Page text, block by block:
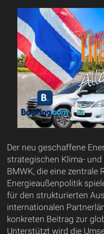
Der neu geschaffene
strategischen Klima-
BMWK, die eine zentrale
Energieaußenpolitik
für den strukturierten
internationalen
konkreten Beitrag zur
Unterstützt wird die